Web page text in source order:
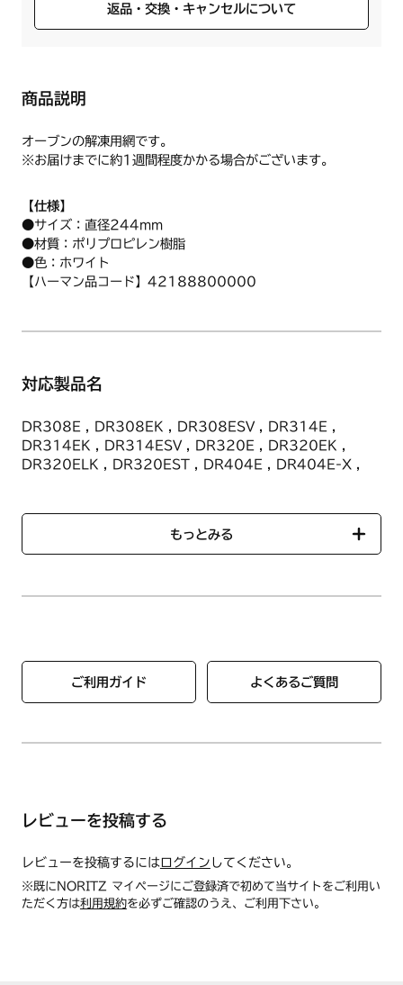
返品・交換・キャンセルについて
商品説明
オーブンの解凍用網です。
※お届けまでに約1週間程度かかる場合がございます。
【仕様】
●サイズ：直径244mm
●材質：ポリプロピレン樹脂
●色：ホワイト
【ハーマン品コード】42188800000
対応製品名
DR308E , DR308EK , DR308ESV , DR314E ,
DR314EK , DR314ESV , DR320E , DR320EK ,
DR320ELK , DR320EST , DR404E , DR404E-X ,
DR408ELSTK , DR408ELSVK , DR408EST ,
DR408ESTK , DR408ESV , DR408ESVK ,
DR408EY , DR409E , DR409ESV , DR414E ,
DR414ELSVK , DR414EST , DR414ESTK ,
DR514ESV
もっとみる
ご利用ガイド よくあるご質問
レビューを投稿する
レビューを投稿するにはログイン してください。
※既にNORITZ マイページにご登録済で初めて当サイトをご利用い
ただく方は利用規約を必ずご確認のうえ、ご利用下さい。